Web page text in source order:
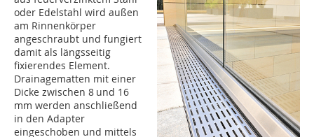
oder Edelstahl wird außen
am Rinnenkörper
angeschraubt und fungiert
damit als längsseitig
fixierendes Element.
Drainagematten mit einer
Dicke zwischen 8 und 16
mm werden anschließend
in den Adapter
eingeschoben und mittels